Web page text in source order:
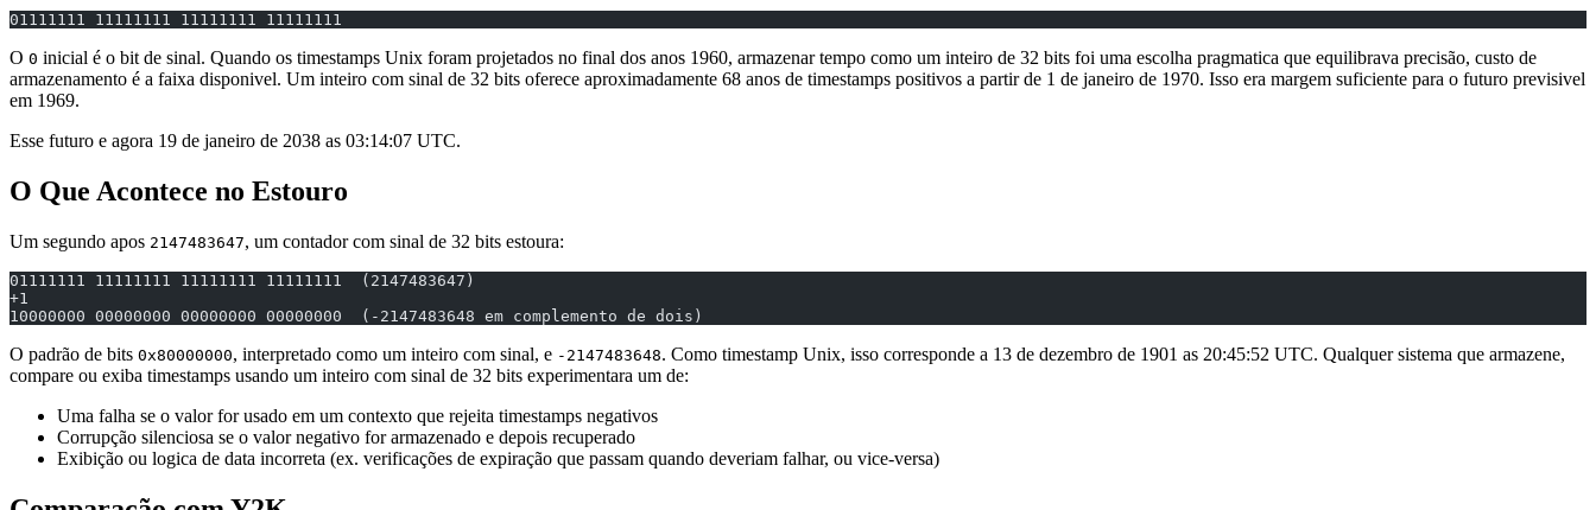
01111111 11111111 11111111 11111111
O 0 inicial é o bit de sinal. Quando os timestamps Unix foram projetados no final dos anos 1960, armazenar tempo como um inteiro de 32 bits foi uma escolha pragmatica que equilibrava precisão, custo de
armazenamento é a faixa disponivel. Um inteiro com sinal de 32 bits oferece aproximadamente 68 anos de timestamps positivos a partir de 1 de janeiro de 1970. Isso era margem suficiente para o futuro previsivel
em 1969.
Esse futuro e agora 19 de janeiro de 2038 as 03:14:07 UTC.
O Que Acontece no Estouro
Um segundo apos 2147483647, um contador com sinal de 32 bits estoura:
01111111 11111111 11111111 11111111  (2147483647)
+1
10000000 00000000 00000000 00000000  (-2147483648 em complemento de dois)
O padrão de bits 0x80000000, interpretado como um inteiro com sinal, e -2147483648. Como timestamp Unix, isso corresponde a 13 de dezembro de 1901 as 20:45:52 UTC. Qualquer sistema que armazene,
compare ou exiba timestamps usando um inteiro com sinal de 32 bits experimentara um de:
Uma falha se o valor for usado em um contexto que rejeita timestamps negativos
Corrupção silenciosa se o valor negativo for armazenado e depois recuperado
Exibição ou logica de data incorreta (ex. verificações de expiração que passam quando deveriam falhar, ou vice-versa)